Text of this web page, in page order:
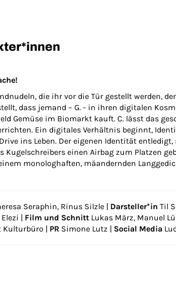
die ihr vor die Tür gestellt werden,
dass jemand – G. - in ihren digitalen
Gemüse im Biomarkt kauft. C. lässt das
Ein digitales Verhältnis beginnt,
ins Leben. Der eigenen Identität
einen Airbag zum Platzen
monologhaften, mäandernden
Seraphin, Rinus Silzle | Darsteller*in Til
| Film und Schnitt Lukas März, Manuel
Kulturbüro | PR Simone Lutz | Social Media